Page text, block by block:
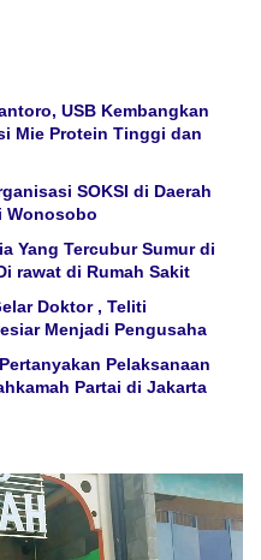
USB Kembangkan
Mie Protein Tinggi dan
SOKSI di Daerah
Wonosobo
Yang Tercubur Sumur di
rawat di Rumah Sakit
Doktor , Teliti
Menjadi Pengusaha
Pelaksanaan
Partai di Jakarta